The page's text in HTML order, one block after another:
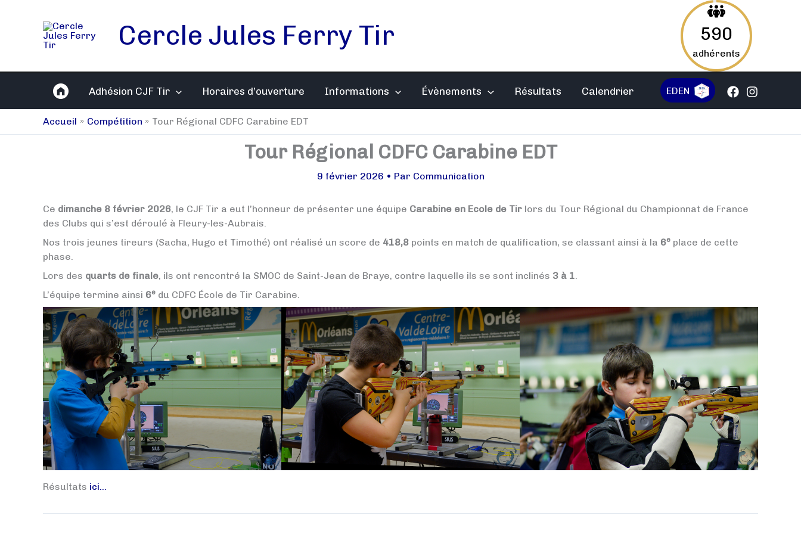
Cercle Jules Ferry Tir 590
adhérents
Adhésion CJF Tir Horaires d’ouverture Informations Évènements Résultats Calendrier EDEN
Accueil Compétition Tour Régional CDFC Carabine EDT
Tour Régional CDFC Carabine EDT
9 février 2026 • Par Communication
Ce dimanche 8 février 2026, le CJF Tir a eut l’honneur de présenter une équipe Carabine en Ecole de Tir lors du Tour Régional du Championnat de France
des Clubs qui s’est déroulé à Fleury-les-Aubrais.
Nos trois jeunes tireurs (Sacha, Hugo et Timothé) ont réalisé un score de 418,8 points en match de qualification, se classant ainsi à la 6e place de cette
phase.
Lors des quarts de finale, ils ont rencontré la SMOC de Saint-Jean de Braye, contre laquelle ils se sont inclinés 3 à 1.
L’équipe termine ainsi 6e du CDFC École de Tir Carabine.
Résultats ici…